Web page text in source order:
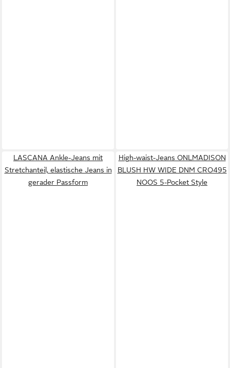
LASCANA Ankle-Jeans mit
Stretchanteil, elastische Jeans in
gerader Passform
High-waist-Jeans ONLMADISON
BLUSH HW WIDE DNM CRO495
NOOS 5-Pocket Style